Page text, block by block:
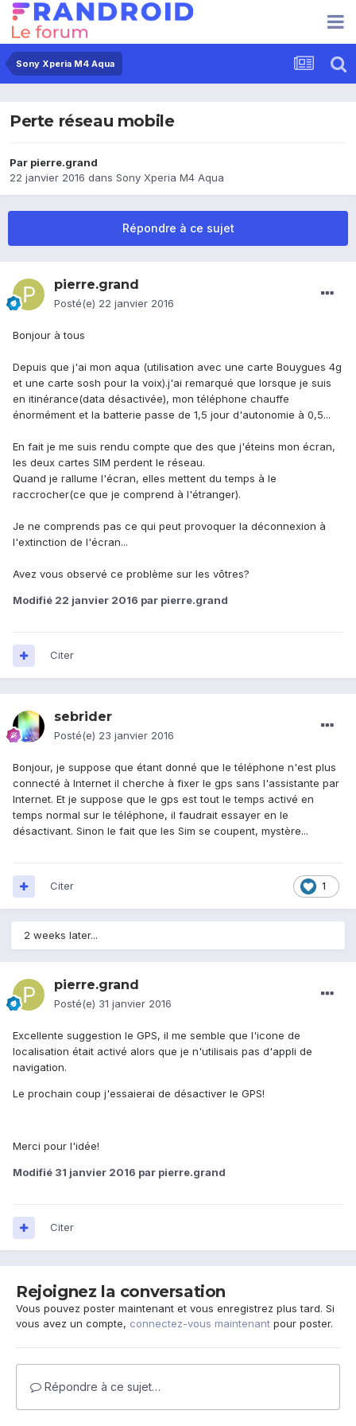
Sony Xperia M4 Aqua
Perte réseau mobile
Par pierre.grand
22 janvier 2016 dans Sony Xperia M4 Aqua
Répondre à ce sujet
pierre.grand
Posté(e) 22 janvier 2016
Bonjour à tous
Depuis que j'ai mon aqua (utilisation avec une carte Bouygues 4g
et une carte sosh pour la voix).j'ai remarqué que lorsque je suis
en itinérance(data désactivée), mon téléphone chauffe
énormément et la batterie passe de 1,5 jour d'autonomie à 0,5...
En fait je me suis rendu compte que des que j'éteins mon écran,
les deux cartes SIM perdent le réseau.
Quand je rallume l'écran, elles mettent du temps à le
raccrocher(ce que je comprend à l'étranger).
Je ne comprends pas ce qui peut provoquer la déconnexion à
l'extinction de l'écran...
Avez vous observé ce problème sur les vôtres?
Modifié 22 janvier 2016 par pierre.grand
Citer
sebrider
Posté(e) 23 janvier 2016
Bonjour, je suppose que étant donné que le téléphone n'est plus
connecté à Internet il cherche à fixer le gps sans l'assistante par
Internet. Et je suppose que le gps est tout le temps activé en
temps normal sur le téléphone, il faudrait essayer en le
désactivant. Sinon le fait que les Sim se coupent, mystère...
1
Citer
2 weeks later...
pierre.grand
Posté(e) 31 janvier 2016
Excellente suggestion le GPS, il me semble que l'icone de
localisation était activé alors que je n'utilisais pas d'appli de
navigation.
Le prochain coup j'essaierai de désactiver le GPS!
Merci pour l'idée!
Modifié 31 janvier 2016 par pierre.grand
Citer
Rejoignez la conversation
Vous pouvez poster maintenant et vous enregistrez plus tard. Si
vous avez un compte, connectez-vous maintenant pour poster.
Répondre à ce sujet…